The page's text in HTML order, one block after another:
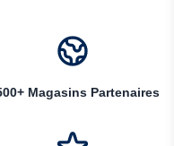
Magasins Partenaires